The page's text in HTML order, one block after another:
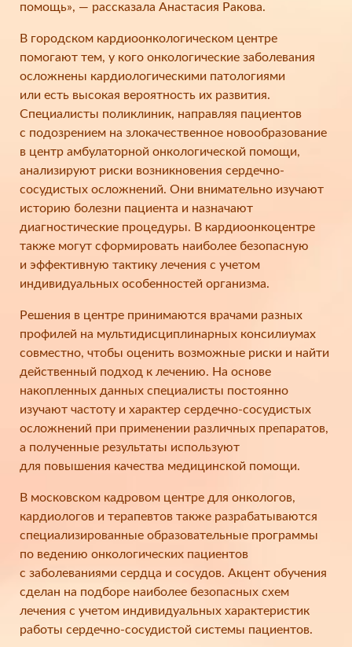
помощь», — рассказала Анастасия Ракова.
В городском кардиоонкологическом центре
помогают тем, у кого онкологические заболевания
осложнены кардиологическими патологиями
или есть высокая вероятность их развития.
Специалисты поликлиник, направляя пациентов
с подозрением на злокачественное новообразование
в центр амбулаторной онкологической помощи,
анализируют риски возникновения сердечно-
сосудистых осложнений. Они внимательно изучают
историю болезни пациента и назначают
диагностические процедуры. В кардиоонкоцентре
также могут сформировать наиболее безопасную
и эффективную тактику лечения с учетом
индивидуальных особенностей организма.
Решения в центре принимаются врачами разных
профилей на мультидисциплинарных консилиумах
совместно, чтобы оценить возможные риски и найти
действенный подход к лечению. На основе
накопленных данных специалисты постоянно
изучают частоту и характер сердечно-сосудистых
осложнений при применении различных препаратов,
а полученные результаты используют
для повышения качества медицинской помощи.
В московском кадровом центре для онкологов,
кардиологов и терапевтов также разрабатываются
специализированные образовательные программы
по ведению онкологических пациентов
с заболеваниями сердца и сосудов. Акцент обучения
сделан на подборе наиболее безопасных схем
лечения с учетом индивидуальных характеристик
работы сердечно-сосудистой системы пациентов.